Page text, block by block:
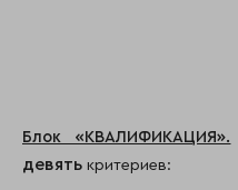
Блок «КВАЛИФИКАЦИЯ».
девять критериев: